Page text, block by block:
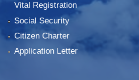
Vital Registration
Social Security
Citizen Charter
Application Letter